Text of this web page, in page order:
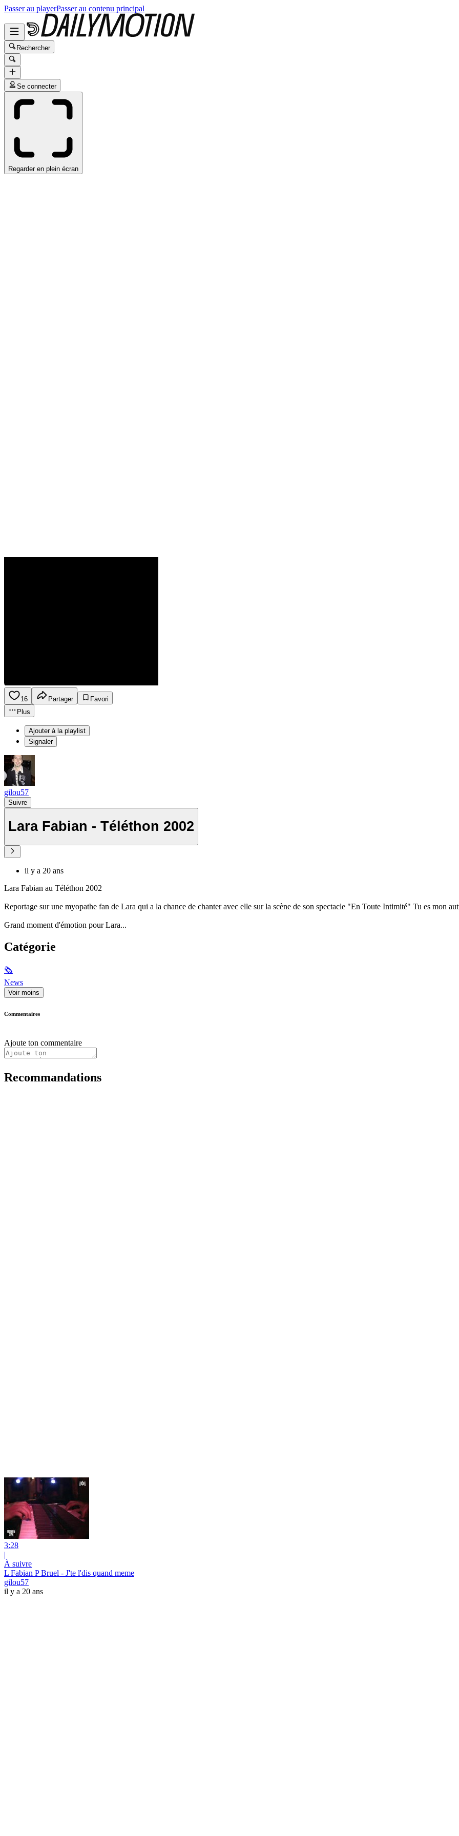
Passer au playerPasser au contenu principal
Rechercher
Se connecter
Regarder en plein écran
16 Partager
Favori
Plus
Ajouter à la playlist
Signaler
gilou57
Suivre
Lara Fabian - Téléthon 2002
il y a 20 ans
Lara Fabian au Téléthon 2002
Reportage sur une myopathe fan de Lara qui a la chance de chanter avec elle sur la scène de son spectacle "En Toute Intimité" Tu es mon
Grand moment d'émotion pour Lara...
Catégorie
🗞
News
Voir moins
Commentaires
Ajoute ton commentaire
Recommandations
3:28
|
À suivre
L Fabian P Bruel - J'te l'dis quand meme
gilou57
il y a 20 ans